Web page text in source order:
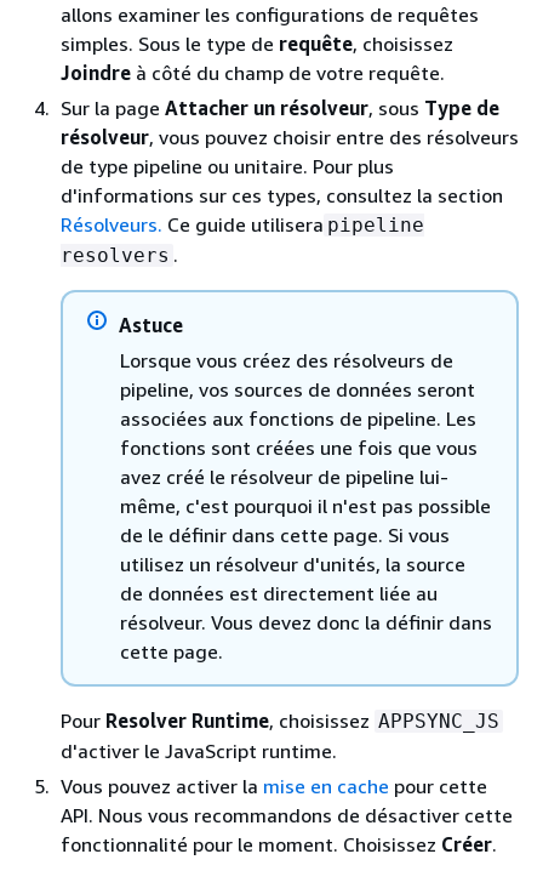
allons examiner les configurations de requêtes
simples. Sous le type de requête, choisissez
Joindre à côté du champ de votre requête.
Sur la page Attacher un résolveur, sous Type de
résolveur, vous pouvez choisir entre des résolveurs
de type pipeline ou unitaire. Pour plus
d'informations sur ces types, consultez la section
Résolveurs. Ce guide utilisera pipeline
resolvers .
Astuce
Lorsque vous créez des résolveurs de
pipeline, vos sources de données seront
associées aux fonctions de pipeline. Les
fonctions sont créées une fois que vous
avez créé le résolveur de pipeline lui-
même, c'est pourquoi il n'est pas possible
de le définir dans cette page. Si vous
utilisez un résolveur d'unités, la source
de données est directement liée au
résolveur. Vous devez donc la définir dans
cette page.
Pour Resolver Runtime, choisissez APPSYNC_JS
d'activer le JavaScript runtime.
Vous pouvez activer la mise en cache pour cette
API. Nous vous recommandons de désactiver cette
fonctionnalité pour le moment. Choisissez Créer.